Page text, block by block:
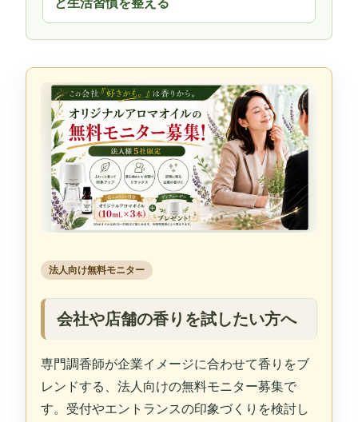
法人向け無料モニター
会社や店舗の香りを試したい方へ
専門調香師が企業イメージに合わせて香りをブ
レンドする、法人向けの無料モニター募集で
す。受付やエントランスの印象づくりを検討し